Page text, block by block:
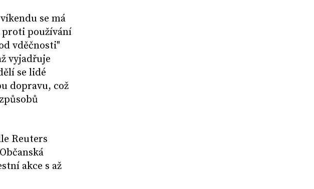
se má
používání
vděčnosti"
vyjadřuje
se lidé
dopravu, což
Reuters
akce s až